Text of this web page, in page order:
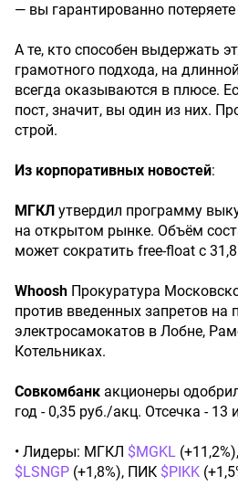
— вы гарантированно потеряете
А те, кто способен выдержать
грамотного подхода, на
всегда оказываются в плюсе.
пост, значит, вы один из них.
строй.
Из корпоративных новостей:
МГКЛ утвердил программу
на открытом рынке. Объём
может сократить free-float с
Whoosh Прокуратура
против введенных запретов на
электросамокатов в Лобне,
Котельниках.
Совкомбанк акционеры
год - 0,35 руб./акц. Отсечка - 13
• Лидеры: МГКЛ $MGKL
$LSNGP (+1,8%), ПИК $PIKK